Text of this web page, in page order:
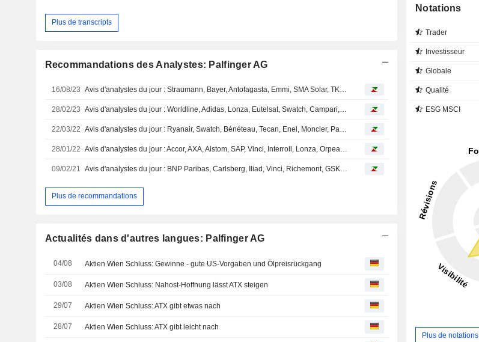
Plus de transcripts
Recommandations des Analystes: Palfinger AG
16/08/23
28/02/23
22/03/22
28/01/22
09/02/21
Plus de recommandations
Actualités dans d'autres langues: Palfinger AG
04/08 Aktien Wien Schluss: Gewinne - gute US-Vorgaben und Ölpreisrückgang
03/08 Aktien Wien Schluss: Nahost-Hoffnung lässt ATX steigen
29/07 Aktien Wien Schluss: ATX gibt etwas nach
28/07 Aktien Wien Schluss: ATX gibt leicht nach
Notations
Trader
Investisseur
Globale
Qualité
ESG MSCI
Plus de notations